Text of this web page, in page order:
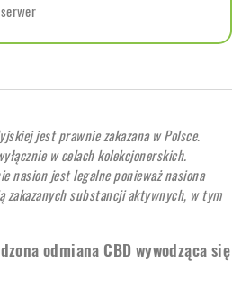
jest prawnie zakazana w Polsce.
w celach kolekcjonerskich.
nasion jest legalne ponieważ nasiona
zakazanych substancji aktywnych, w tym
odmiana CBD wywodząca się